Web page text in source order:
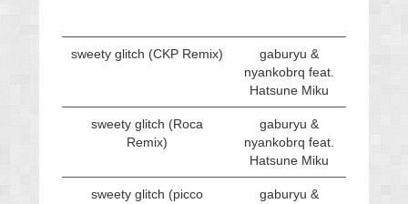
sweety glitch (CKP Remix)
gaburyu &
nyankobrq feat.
Hatsune Miku
sweety glitch (Roca
Remix)
gaburyu &
nyankobrq feat.
Hatsune Miku
sweety glitch (picco
gaburyu &